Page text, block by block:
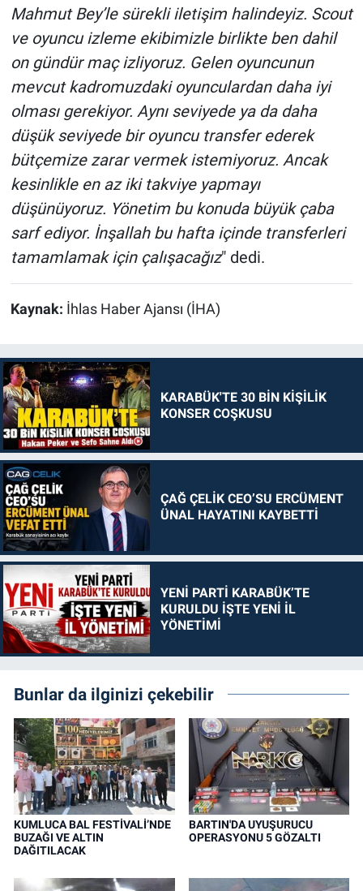
Mahmut Bey’le sürekli iletişim halindeyiz. Scout
ve oyuncu izleme ekibimizle birlikte ben dahil
on gündür maç izliyoruz. Gelen oyuncunun
mevcut kadromuzdaki oyunculardan daha iyi
olması gerekiyor. Aynı seviyede ya da daha
düşük seviyede bir oyuncu transfer ederek
bütçemize zarar vermek istemiyoruz. Ancak
kesinlikle en az iki takviye yapmayı
düşünüyoruz. Yönetim bu konuda büyük çaba
sarf ediyor. İnşallah bu hafta içinde transferleri
tamamlamak için çalışacağız" dedi.
Kaynak: İhlas Haber Ajansı (İHA)
KARABÜK'TE 30 BİN KİŞİLİK
KONSER COŞKUSU
ÇAĞ ÇELİK CEO’SU ERCÜMENT
ÜNAL HAYATINI KAYBETTİ
YENİ PARTİ KARABÜK’TE
KURULDU İŞTE YENİ İL
YÖNETİMİ
Bunlar da ilginizi çekebilir
KUMLUCA BAL FESTİVALİ’NDE
BUZAĞI VE ALTIN
DAĞITILACAK
BARTIN'DA UYUŞURUCU
OPERASYONU 5 GÖZALTI